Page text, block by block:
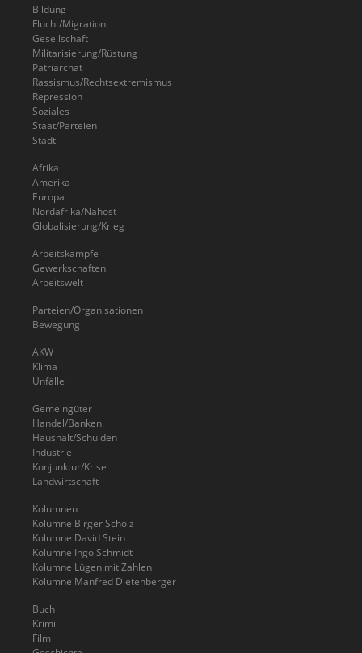
Bildung
Flucht/Migration
Gesellschaft
Militarisierung/Rüstung
Patriarchat
Rassismus/Rechtsextremismus
Repression
Soziales
Staat/Parteien
Stadt
Afrika
Amerika
Europa
Nordafrika/Nahost
Globalisierung/Krieg
Arbeitskämpfe
Gewerkschaften
Arbeitswelt
Parteien/Organisationen
Bewegung
AKW
Klima
Unfälle
Gemeingüter
Handel/Banken
Haushalt/Schulden
Industrie
Konjunktur/Krise
Landwirtschaft
Kolumnen
Kolumne Birger Scholz
Kolumne David Stein
Kolumne Ingo Schmidt
Kolumne Lügen mit Zahlen
Kolumne Manfred Dietenberger
Buch
Krimi
Film